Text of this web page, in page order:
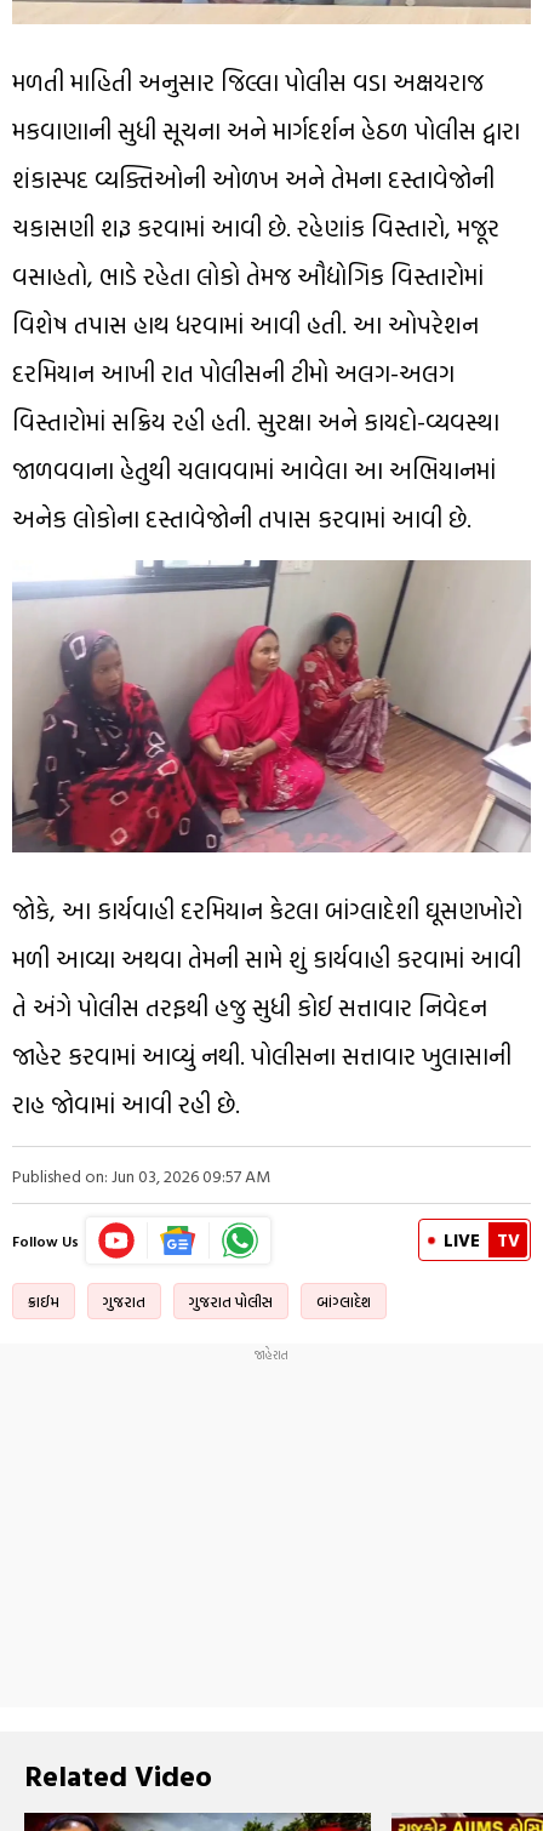
મળતી માહિતી અનુસાર જિલ્લા પોલીસ વડા અક્ષયરાજ
મકવાણાની સુધી સૂચના અને માર્ગદર્શન હેઠળ પોલીસ દ્વારા
શંકાસ્પદ વ્યક્તિઓની ઓળખ અને તેમના દસ્તાવેજોની
ચકાસણી શરૂ કરવામાં આવી છે. રહેણાંક વિસ્તારો, મજૂર
વસાહતો, ભાડે રહેતા લોકો તેમજ ઔદ્યોગિક વિસ્તારોમાં
વિશેષ તપાસ હાથ ધરવામાં આવી હતી. આ ઓપરેશન
દરમિયાન આખી રાત પોલીસની ટીમો અલગ-અલગ
વિસ્તારોમાં સક્રિય રહી હતી. સુરક્ષા અને કાયદો-વ્યવસ્થા
જાળવવાના હેતુથી ચલાવવામાં આવેલા આ અભિયાનમાં
અનેક લોકોના દસ્તાવેજોની તપાસ કરવામાં આવી છે.
જોકે, આ કાર્યવાહી દરમિયાન કેટલા બાંગ્લાદેશી ઘૂસણખોરો
મળી આવ્યા અથવા તેમની સામે શું કાર્યવાહી કરવામાં આવી
તે અંગે પોલીસ તરફથી હજુ સુધી કોઈ સત્તાવાર નિવેદન
જાહેર કરવામાં આવ્યું નથી. પોલીસના સત્તાવાર ખુલાસાની
રાહ જોવામાં આવી રહી છે.
Published on: Jun 03, 2026 09:57 AM
Follow Us LIVE TV
ક્રાઈમ ગુજરાત ગુજરાત પોલીસ બાંગ્લાદેશ
Related Video